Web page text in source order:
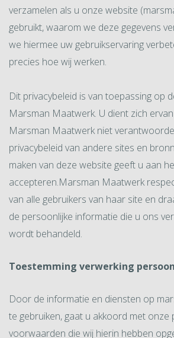
verzamelen als u onze website
gebruikt, waarom we deze gegevens
we hiermee uw gebruikservaring
precies hoe wij werken.
Dit privacybeleid is van toepassing op
Marsman Maatwerk. U dient zich
Marsman Maatwerk niet
privacybeleid van andere sites en
maken van deze website geeft u aan
accepteren.Marsman Maatwerk
van alle gebruikers van haar site en
de persoonlijke informatie die u ons
wordt behandeld.
Toestemming verwerking
Door de informatie en diensten op
te gebruiken, gaat u akkoord met onze
voorwaarden die wij hierin hebben